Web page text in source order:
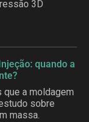
3D
quando a
que a moldagem
sobre
massa.